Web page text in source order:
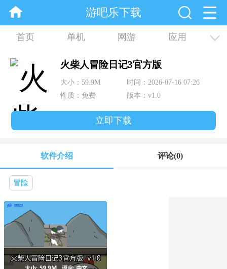
游吧乐下载
首页 单机 网游 应用
资讯 合集
火柴人冒险日记3官方版
大小：59.9M
时间：2026-07-16 07:26
性质：免费
版本：v1.0
立即下载
软件介绍 评论(0)
冒险